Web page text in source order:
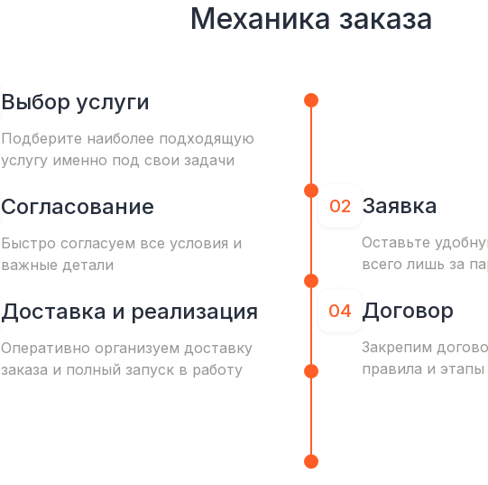
Механика заказа
Выбор услуги
Подберите наиболее подходящую
услугу именно под свои задачи
Согласование
Быстро согласуем все условия и
важные детали
Доставка и реализация
Оперативно организуем доставку
заказа и полный запуск в работу
02 Заявка
Оставьте
всего лишь за
04 Договор
Закрепим
правила и